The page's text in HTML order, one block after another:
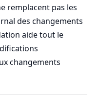
remplacent pas les
des changements
aide tout le
changements